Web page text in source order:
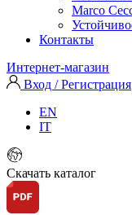
Marco
Контакты
Интернет-магазин
Вход / Регистрация
EN
IT
Скачать каталог